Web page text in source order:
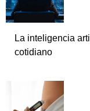
La inteligencia
cotidiano